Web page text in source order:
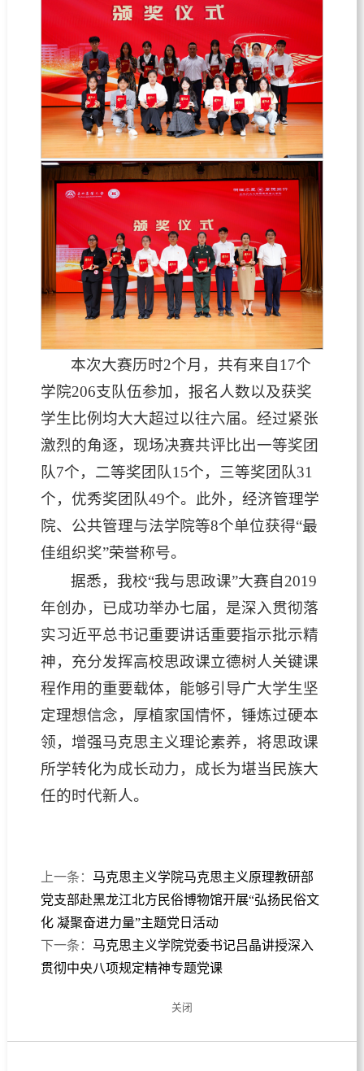
本次大赛历时2个月，共有来自17个
学院206支队伍参加，报名人数以及获奖
学生比例均大大超过以往六届。经过紧张
激烈的角逐，现场决赛共评比出一等奖团
队7个，二等奖团队15个，三等奖团队31
个，优秀奖团队49个。此外，经济管理学
院、公共管理与法学院等8个单位获得“最
佳组织奖”荣誉称号。
据悉，我校“我与思政课”大赛自2019
年创办，已成功举办七届，是深入贯彻落
实习近平总书记重要讲话重要指示批示精
神，充分发挥高校思政课立德树人关键课
程作用的重要载体，能够引导广大学生坚
定理想信念，厚植家国情怀，锤炼过硬本
领，增强马克思主义理论素养，将思政课
所学转化为成长动力，成长为堪当民族大
任的时代新人。
上一条： 马克思主义学院马克思主义原理教研部
党支部赴黑龙江北方民俗博物馆开展“弘扬民俗文
化 凝聚奋进力量”主题党日活动
下一条： 马克思主义学院党委书记吕晶讲授深入
贯彻中央八项规定精神专题党课
关闭